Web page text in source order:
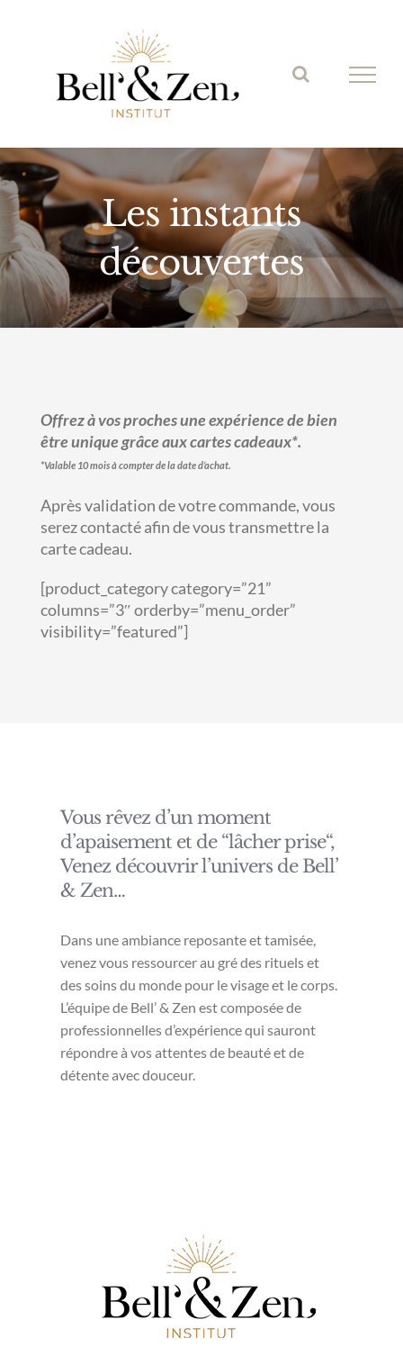
Les instants
découvertes
Offrez à vos proches une expérience de bien
être unique grâce aux cartes cadeaux*.
*Valable 10 mois à compter de la date d’achat.
Après validation de votre commande, vous
serez contacté afin de vous transmettre la
carte cadeau.
[product_category category=”21”
columns=”3″ orderby=”menu_order”
visibility=”featured”]
Vous rêvez d’un moment
d’apaisement et de “lâcher prise“,
Venez découvrir l’univers de Bell’
& Zen…
Dans une ambiance reposante et tamisée,
venez vous ressourcer au gré des rituels et
des soins du monde pour le visage et le corps.
L’équipe de Bell’ & Zen est composée de
professionnelles d’expérience qui sauront
répondre à vos attentes de beauté et de
détente avec douceur.